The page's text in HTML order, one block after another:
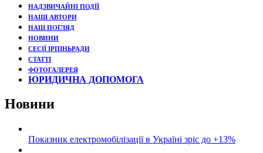
НАДЗВИЧАЙНІ ПОДЇЇ
НАШІ АВТОРИ
НАШ ПОГЛЯД
НОВИНИ
СЕСІЇ ІРПІНЬРАДИ
СТАТТІ
ФОТОГАЛЕРЕЯ
ЮРИДИЧНА ДОПОМОГА
Новини
Показник електромобілізації в Україні зріс до +13%